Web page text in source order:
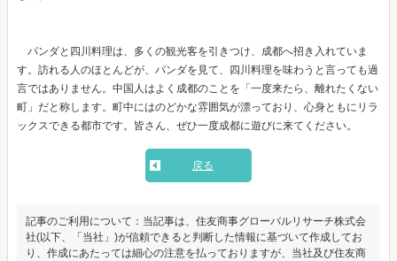
パンダと四川料理は、多くの観光客を引きつけ、成都へ招き入れていま
す。訪れる人のほとんどが、パンダを見て、四川料理を味わうと言っても過
言ではありません。中国人はよく成都のことを「一度来たら、離れたくない
町」だと称します。町中にはのどかな雰囲気が漂っており、心身ともにリラ
ックスできる都市です。皆さん、ぜひ一度成都に遊びに来てください。
戻る
記事のご利用について：当記事は、住友商事グローバルリサーチ株式会
社(以下、「当社」)が信頼できると判断した情報に基づいて作成してお
り、作成にあたっては細心の注意を払っておりますが、当社及び住友商